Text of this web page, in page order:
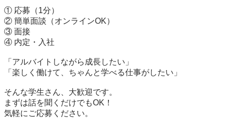
① 応募（1分）
② 簡単面談（オンラインOK）
③ 面接
④ 内定・入社
「アルバイトしながら成長したい」
「楽しく働けて、ちゃんと学べる仕事がしたい」
そんな学生さん、大歓迎です。
まずは話を聞くだけでもOK！
気軽にご応募ください。